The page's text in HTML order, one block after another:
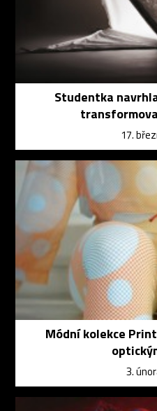
Studentka
17.
Módní kolekce
3.